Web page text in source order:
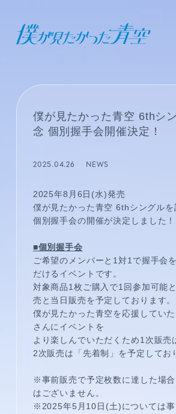
僕が見たかった青空 6thシ
念 個別握手会開催決定！
2025.04.26 NEWS
2025年8月6日(水)発売
僕が見たかった青空 6thシングルを
個別握手会の開催が決定しました！
■個別握手会
ご希望のメンバーと1対1で握手会
だけるイベントです。
対象商品1枚ご購入で1回参加可能
売と当日販売を予定しております。
僕が見たかった青空を応援してい
さんにイベントを
より楽しんでいただくため1次販売
2次販売は「先着制」を予定してお
※事前販売で予定枚数に達した場
はございません。
※2025年5月10日(土)については事